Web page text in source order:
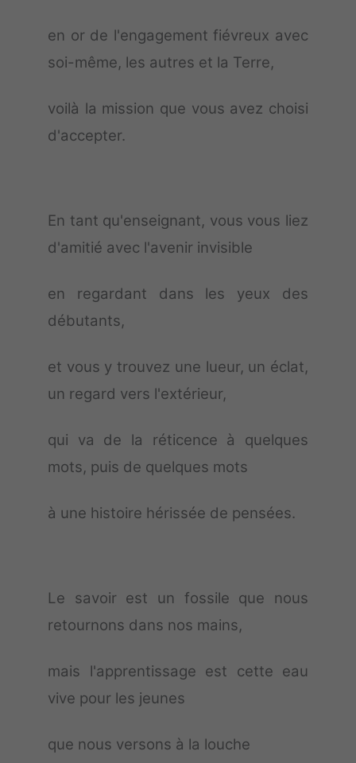
en or de l'engagement fiévreux avec
soi-même, les autres et la Terre,
voilà la mission que vous avez choisi
d'accepter.
En tant qu'enseignant, vous vous liez
d'amitié avec l'avenir invisible
en regardant dans les yeux des
débutants,
et vous y trouvez une lueur, un éclat,
un regard vers l'extérieur,
qui va de la réticence à quelques
mots, puis de quelques mots
à une histoire hérissée de pensées.
Le savoir est un fossile que nous
retournons dans nos mains,
mais l'apprentissage est cette eau
vive pour les jeunes
que nous versons à la louche